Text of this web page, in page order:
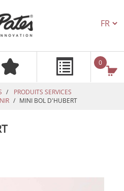
0
PRODUITS SERVICES
MINI BOL D'HUBERT